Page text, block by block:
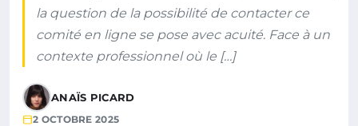
la question de la possibilité de contacter ce
comité en ligne se pose avec acuité. Face à un
contexte professionnel où le […]
ANAÏS PICARD
2 OCTOBRE 2025